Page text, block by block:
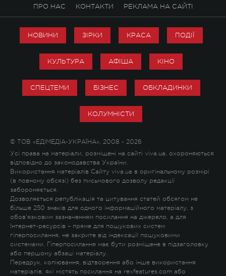
ПРО НАС КОНТАКТИ РЕКЛАМА НА САЙТІ
НОВИНИ ЗІРКИ КРАСА ПОДІЇ
КУЛЬТУРА АФІША КІНО
СПЕЦТЕМИ БІЗНЕС ОБКЛАДИНКИ
КОЛУМНІСТИ
© ТОВ «ЕДІМЕДІА-УКРАЇНА», 2008 - 2026
Усі права на матеріали, розміщені на сайті viva.ua, охороняються
відповідно до законодавства України.
Використання матеріалів Сайту viva.ua в оригінальному розмірі
(в повному обсязі) без письмового дозволу редакції
забороняється.
Дозволяється републікація та цитування статей обсягом не
більше 250 знаків для одного інформаційного матеріалу, з
обов'язковим зазначенням посилання на джерело, а для
Інтернет-ресурсів – пряме для пошукових систем
гіперпосилання, не закрите від індексації пошуковими
системами. Гіперпосилання має бути розміщене в підзаголовку
або першому абзаці матеріалу.
Передрук, копіювання, відтворення або інше використання
матеріалів, які містять посилання на rexfeatures.com або